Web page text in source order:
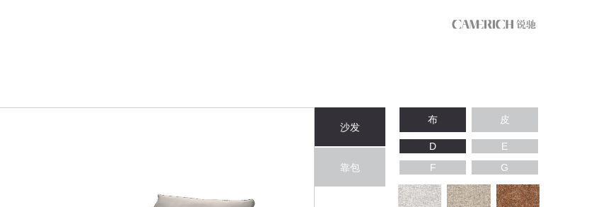
沙发
靠包
布 皮
D
E
F
G